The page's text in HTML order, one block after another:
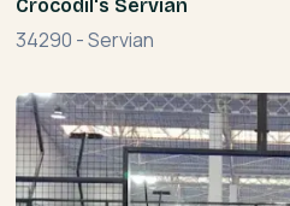
Crocodil's Servian
34290 -Servian